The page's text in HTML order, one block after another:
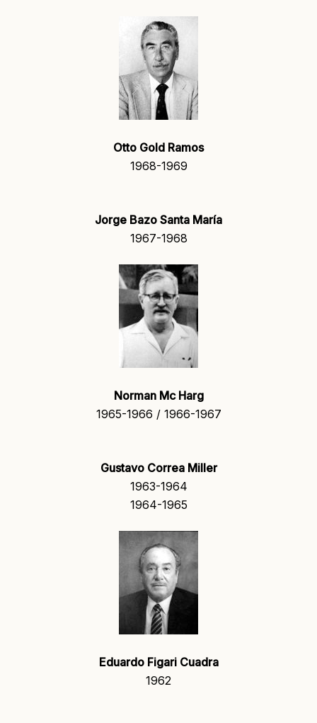
Otto Gold Ramos
1968-1969
Jorge Bazo Santa María
1967-1968
Norman Mc Harg
1965-1966 / 1966-1967
Gustavo Correa Miller
1963-1964
1964-1965
Eduardo Figari Cuadra
1962